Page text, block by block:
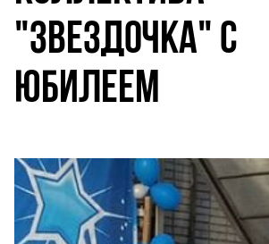
"ЗВЕЗДОЧКА" С
ЮБИЛЕЕМ